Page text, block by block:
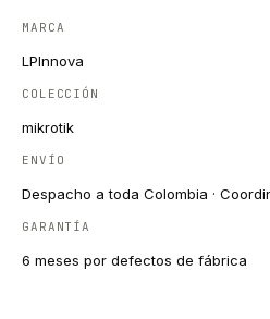
MARCA
LPInnova
COLECCIÓN
mikrotik
ENVÍO
Despacho a toda Colombia ·
GARANTÍA
6 meses por defectos de fábrica